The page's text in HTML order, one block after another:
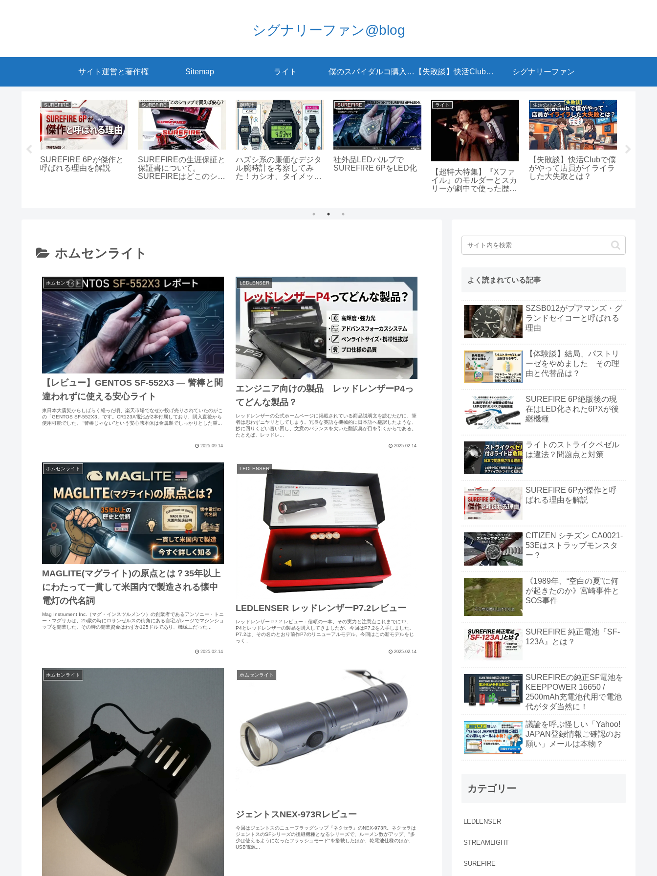
シグナリーファン@blog
サイト運営と著作権 Sitemap ライト 僕のスパイダルコ購入動機 【失敗談】快活Clubで僕がやって店員がイライラした大失敗とは？ シグナリーファン
SUREFIRE
SUREFIREの生涯保証と
保証書について。
腕時計
ハズシ系の廉価なデジタ
ル腕時計を考察してみ
た！カシオ、タイメック
SUREFIRE
社外品LEDバルブで
SUREFIRE 6PをLED化
ライト
【超特大特集】『Xファ
生活の小ネタ
【失敗談】快活Clubで僕
がやって店員がイライラ
した大失敗とは？
腕時計
SZSB012がプアマン
ズ・グランドセイコーと
呼ばれる理由
ホムセンライト
ホムセンライト
【レビュー】GENTOS SF-552X3 ― 警棒と間
違われずに使える安心ライト
東日本大震災からしばらく経った頃、楽天市場でなぜか投げ売りされていたのがこ
の「GENTOS SF-552X3」です。CR123A電池が2本付属しており、購入直後から
使用可能でした。 “警棒じゃない”という安心感本体は金属製でしっかりとした重...
2025.09.14
LEDLENSER
エンジニア向けの製品 レッドレンザーP4っ
てどんな製品？
レッドレンザーの公式ホームページに掲載されている商品説明文を読むたびに、筆
者は思わずニヤリとしてしまう。冗長な英語を機械的に日本語へ翻訳したような、
妙に回りくどい言い回し、文意のバランスを欠いた翻訳臭が目を引くからである。
たとえば、レッドレ...
2025.02.14
ホムセンライト
MAGLITE(マグライト)の原点とは？35年以上
にわたって一貫して米国内で製造される懐中
電灯の代名詞
Mag Instrument Inc.（マグ・インスツルメンツ）の創業者であるアンソニー・トニ
ー・マグリカは、25歳の時にロサンゼルスの街角にある自宅ガレージでマシンショ
ップを開業した。その時の開業資金はわずか125ドルであり、機械工だった...
2025.02.14
LEDLENSER
LEDLENSER レッドレンザーP7.2レビュー
レッドレンザー P7.2 レビュー：信頼の一本、その実力と注意点これまでにT7、
P4とレッドレンザーの製品を購入してきましたが、今回はP7.2を入手しました。
P7.2は、その名のとおり前作P7のリニューアルモデル。今回はこの新モデルをじ
っく...
2025.02.14
ホムセンライト ホムセンライト
ジェントスNEX-973Rレビュー
今回はジェントスのニューフラッグシップ『ネクセラ』のNEX-973R。ネクセラは
ジェントスのSFシリーズの後継機種となるシリーズで、ルーメン数がアップ、"多
少は使えるようになったフラッシュモード"を搭載したほか、乾電池仕様のほか、
USB電源...
よく読まれている記事
SZSB012がプアマンズ・グ
ランドセイコーと呼ばれる
理由
【体験談】結局、パストリ
ーゼをやめました その理
由と代替品は？
SUREFIRE 6P絶版後の現
在はLED化された6PXが後
継機種
ライトのストライクベゼル
は違法？問題点と対策
SUREFIRE 6Pが傑作と呼
ばれる理由を解説
CITIZEN シチズン CA0021-
53Eはストラップモンスタ
ー？
《1989年、“空白の夏”に何
が起きたのか》宮崎事件と
SOS事件
SUREFIRE 純正電池『SF-
123A』とは？
SUREFIREの純正SF電池を
KEEPPOWER 16650 /
2500mAh充電池代用で電池
代がタダ当然に！
議論を呼ぶ怪しい「Yahoo!
JAPAN登録情報ご確認のお
願い」メールは本物？
カテゴリー
LEDLENSER
STREAMLIGHT
SUREFIRE